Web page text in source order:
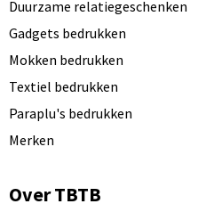
Duurzame relatiegeschenken
Gadgets bedrukken
Mokken bedrukken
Textiel bedrukken
Paraplu's bedrukken
Merken
Over TBTB